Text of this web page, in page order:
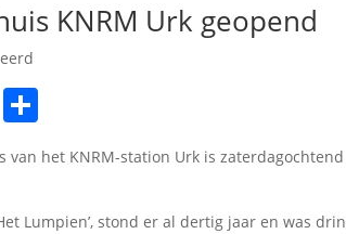
KNRM Urk geopend
Email
van het KNRM-station Urk is
Lumpien’, stond er al dertig jaar en was